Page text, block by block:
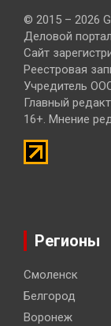
© 2015 – 2026
Деловой
Сайт
Реестровая
Учредитель
Главный
16+. Мнение
Регионы
Смоленск
Белгород
Воронеж